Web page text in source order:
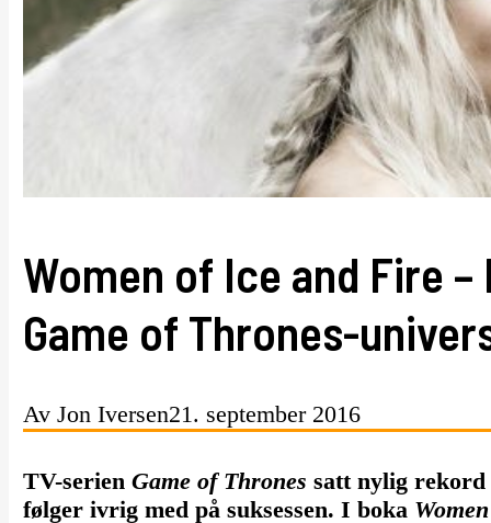
Women of Ice and Fire
Game of Thrones-
Av Jon Iversen21. september 2016
TV-serien Game of Thrones satt nylig
følger ivrig med på suksessen. I boka